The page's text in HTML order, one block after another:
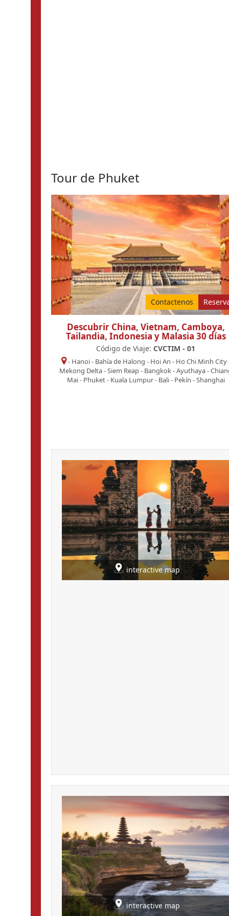
Tour de Phuket
Contactenos
Descubrir China, Vietnam, Camboya,
Tailandia, Indonesia y Malasia 30 días
Código de Viaje:CVCTIM - 01
- Hanoi- Bahía de Halong - Hoi An - Ho Chi Minh City
Mekong Delta-Siem Reap- Bangkok-Ayuthaya-
Mai- Phuket- Kuala Lumpur- Bali- Pekín -Shanghai
interactive map
interactive map